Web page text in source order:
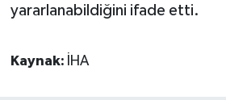
yararlanabildiğini ifade etti.
Kaynak: İHA